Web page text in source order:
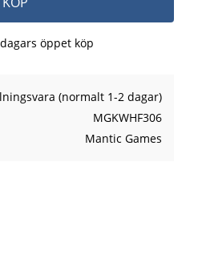
öppet köp
(normalt 1-2 dagar)
MGKWHF306
Mantic Games